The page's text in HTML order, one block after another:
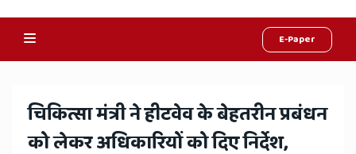
E-Paper
Hindi
News,
​चिकित्सा मंत्री ने हीटवेव के बेहतरीन प्रबंधन
को लेकर अधिकारियों को दिए निर्देश,